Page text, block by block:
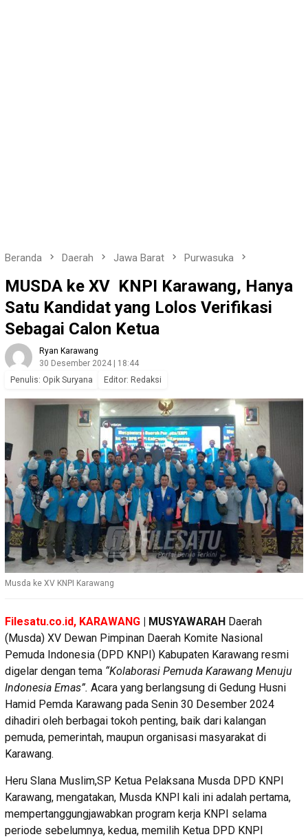
Beranda Daerah Jawa Barat Purwasuka
MUSDA ke XV KNPI Karawang, Hanya
Satu Kandidat yang Lolos Verifikasi
Sebagai Calon Ketua
Ryan Karawang
30 Desember 2024 | 18:44
Penulis: Opik Suryana Editor: Redaksi
Musda ke XV KNPI Karawang
Filesatu.co.id, KARAWANG | MUSYAWARAH Daerah
(Musda) XV Dewan Pimpinan Daerah Komite Nasional
Pemuda Indonesia (DPD KNPI) Kabupaten Karawang resmi
digelar dengan tema “Kolaborasi Pemuda Karawang Menuju
Indonesia Emas”. Acara yang berlangsung di Gedung Husni
Hamid Pemda Karawang pada Senin 30 Desember 2024
dihadiri oleh berbagai tokoh penting, baik dari kalangan
pemuda, pemerintah, maupun organisasi masyarakat di
Karawang.
Heru Slana Muslim,SP Ketua Pelaksana Musda DPD KNPI
Karawang, mengatakan, Musda KNPI kali ini adalah pertama,
mempertanggungjawabkan program kerja KNPI selama
periode sebelumnya, kedua, memilih Ketua DPD KNPI